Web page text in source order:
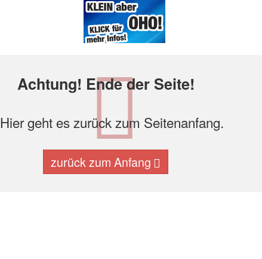
Achtung! Ende der Seite!
Hier geht es zurück zum Seitenanfang.
zurück zum Anfang